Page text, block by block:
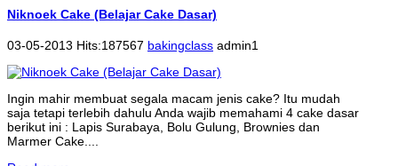
Niknoek Cake (Belajar Cake Dasar)
03-05-2013 Hits:187567 bakingclass admin1
Ingin mahir membuat segala macam jenis cake? Itu mudah
saja tetapi terlebih dahulu Anda wajib memahami 4 cake dasar
berikut ini : Lapis Surabaya, Bolu Gulung, Brownies dan
Marmer Cake....